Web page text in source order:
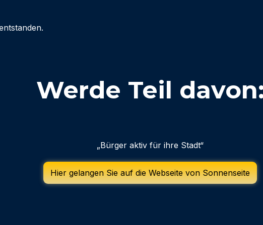
Werde Teil
„Bürger aktiv für ihre Stadt“
Hier gelangen Sie auf die Webseite von Sonnenseite